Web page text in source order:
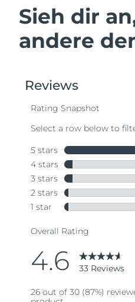
Sieh dir
andere